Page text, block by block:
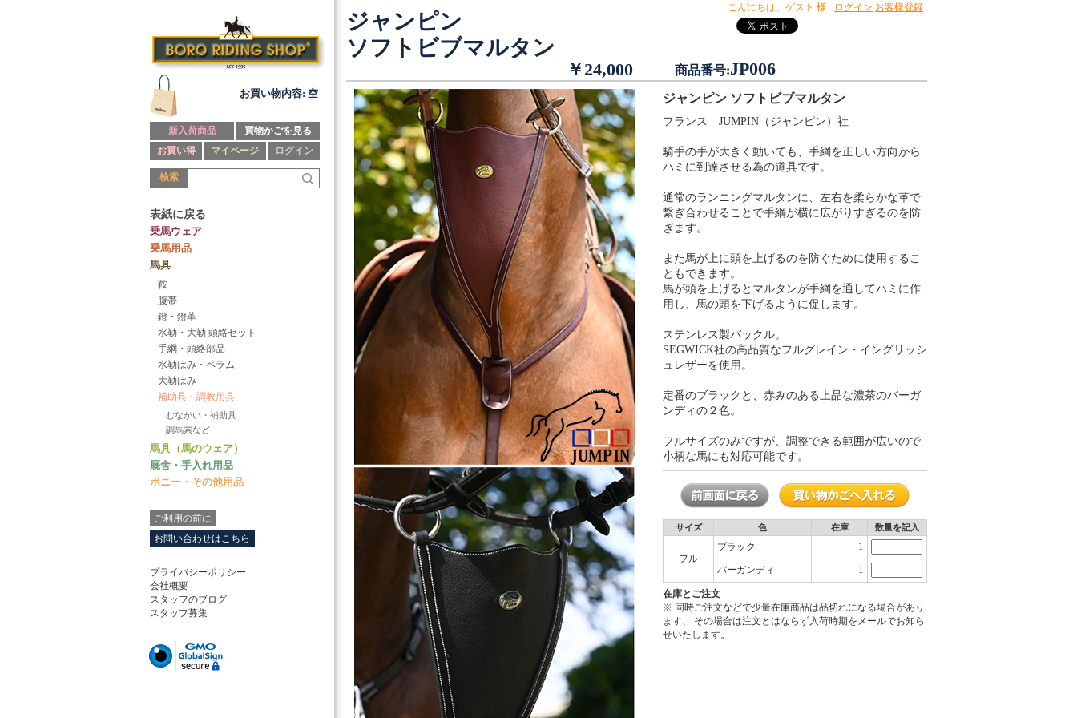
お買い物内容: 空
新入荷商品
買物かごを見る
お買い得
マイページ ログイン
検索
表紙に戻る
乗馬ウェア
乗馬用品
馬具
鞍
腹帯
鐙・鐙革
水勒・大勒 頭絡セット
手綱・頭絡部品
水勒はみ・ペラム
大勒はみ
補助具・調教用具
むながい・補助具
調馬索など
馬具（馬のウェア）
厩舎・手入れ用品
ポニー・その他用品
ご利用の前に
お問い合わせはこちら
プライバシーポリシー
会社概要
スタッフのブログ
スタッフ募集
ジャンピン
ソフトビブマルタン
￥24,000 商品番号:JP006
ジャンピン ソフトビブマルタン
フランス JUMPIN（ジャンピン）社
騎手の手が大きく動いても、手綱を正しい方向から
ハミに到達させる為の道具です。
通常のランニングマルタンに、左右を柔らかな革で
繋ぎ合わせることで手綱が横に広がりすぎるのを防
ぎます。
また馬が上に頭を上げるのを防ぐために使用するこ
ともできます。
馬が頭を上げるとマルタンが手綱を通してハミに作
用し、馬の頭を下げるように促します。
ステンレス製バックル。
SEGWICK社の高品質なフルグレイン・イングリッシ
ュレザーを使用。
定番のブラックと、赤みのある上品な濃茶のバーガ
ンディの２色。
フルサイズのみですが、調整できる範囲が広いので
小柄な馬にも対応可能です。
サイズ 色 在庫 数量を記入
フル
ブラック 1
バーガンディ 1
在庫とご注文
※ 同時ご注文などで少量在庫商品は品切れになる場合があり
ます、 その場合は注文とはならず入荷時期をメールでお知ら
せいたします。
こんにちは、 ゲスト 様 ログイン お客様登録